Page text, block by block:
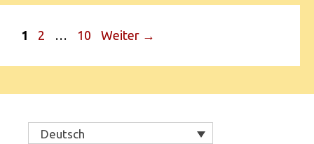
1 2 … 10 Weiter →
Deutsch